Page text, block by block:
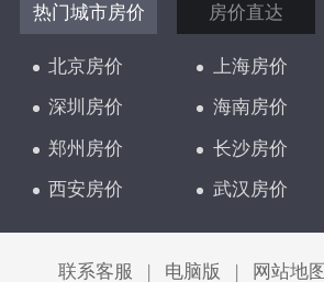
热门城市房价 房价直达
北京房价 上海房价
深圳房价
海南房价
郑州房价
长沙房价
西安房价
武汉房价
太原房价
联系客服
电脑版 网站地图